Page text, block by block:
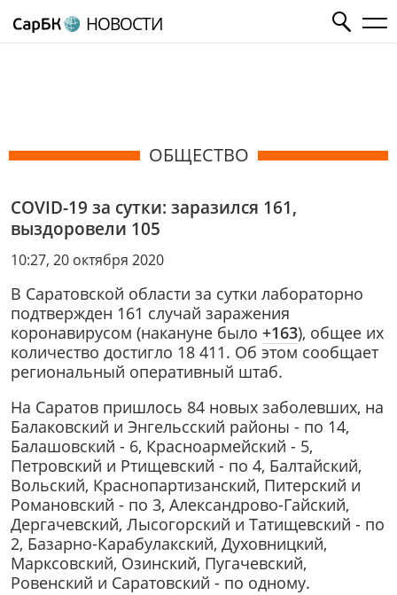
НОВОСТИ
ОБЩЕСТВО
COVID-19 за сутки: заразился 161,
выздоровели 105
10:27, 20 октября 2020
В Саратовской области за сутки лабораторно
подтвержден 161 случай заражения
коронавирусом (накануне было +163), общее их
количество достигло 18 411. Об этом сообщает
региональный оперативный штаб.
На Саратов пришлось 84 новых заболевших, на
Балаковский и Энгельсский районы - по 14,
Балашовский - 6, Красноармейский - 5,
Петровский и Ртищевский - по 4, Балтайский,
Вольский, Краснопартизанский, Питерский и
Романовский - по 3, Александрово-Гайский,
Дергачевский, Лысогорский и Татищевский - по
2, Базарно-Карабулакский, Духовницкий,
Марксовский, Озинский, Пугачевский,
Ровенский и Саратовский - по одному.